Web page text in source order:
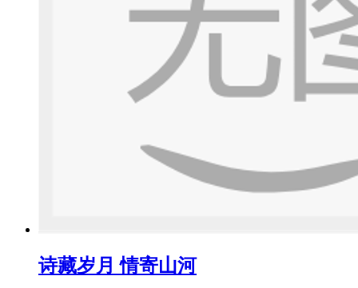
诗藏岁月 情寄山河